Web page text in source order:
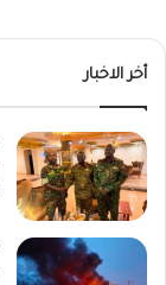
أخر الاخبار